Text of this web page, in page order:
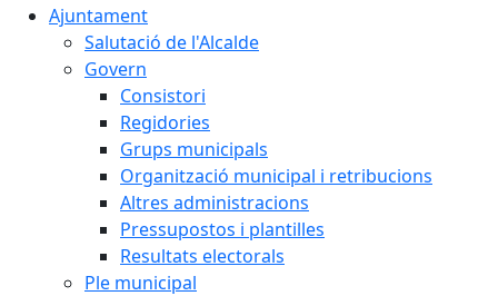
Ajuntament
Salutació de l'Alcalde
Govern
Consistori
Regidories
Grups municipals
Organització municipal i retribucions
Altres administracions
Pressupostos i plantilles
Resultats electorals
Ple municipal